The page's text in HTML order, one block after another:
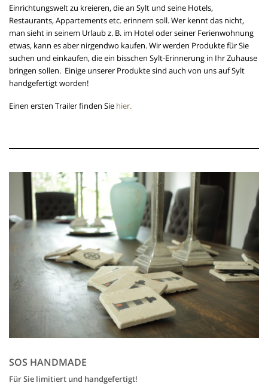
Einrichtungswelt zu kreieren, die an Sylt und seine Hotels,
Restaurants, Appartements etc. erinnern soll. Wer kennt das nicht,
man sieht in seinem Urlaub z. B. im Hotel oder seiner Ferienwohnung
etwas, kann es aber nirgendwo kaufen. Wir werden Produkte für Sie
suchen und einkaufen, die ein bisschen Sylt-Erinnerung in Ihr Zuhause
bringen sollen. Einige unserer Produkte sind auch von uns auf Sylt
handgefertigt worden!
Einen ersten Trailer finden Sie hier.
SOS HANDMADE
Für Sie limitiert und handgefertigt!